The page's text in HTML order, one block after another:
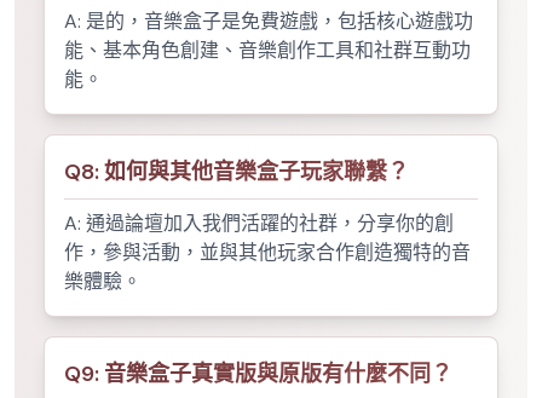
A: 是的，音樂盒子是免費遊戲，包括核心遊戲功
能、基本角色創建、音樂創作工具和社群互動功
能。
Q8:如何與其他音樂盒子玩家聯繫？
A: 通過論壇加入我們活躍的社群，分享你的創
作，參與活動，並與其他玩家合作創造獨特的音
樂體驗。
Q9: 音樂盒子真實版與原版有什麼不同？